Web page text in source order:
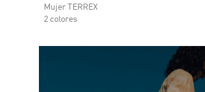
Mujer TERREX
2 colores